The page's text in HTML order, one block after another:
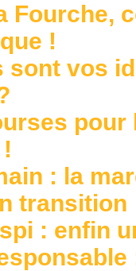
Fourche,
!
sont vos
pour
: la
transition
: enfin